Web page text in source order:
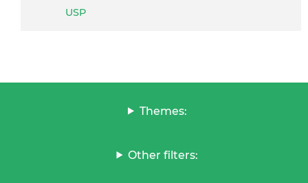
USP
Themes:
Other filters: